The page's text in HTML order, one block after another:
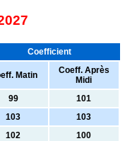
Coefficient
Matin
Coeff. Après
Midi
99
101
103
103
102
100